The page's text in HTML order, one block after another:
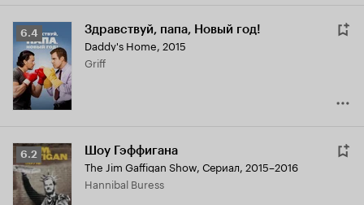
Рейтинг
Кинопоиска
6.4
6.4 Здравствуй, папа, Новый год!
Daddy's Home, 2015
Griff
Рейтинг
Кинопоиска
6.2
6.2 Шоу Гэффигана
The Jim Gaffigan Show, Сериал, 2015–2016
Hannibal Buress